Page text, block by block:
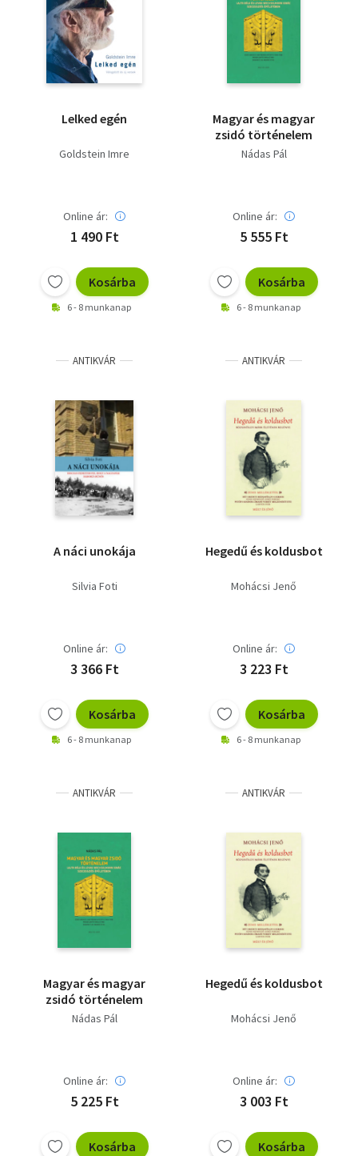
Lelked egén
Goldstein Imre
Online ár:
1 490 Ft
Kosárba
6 - 8 munkanap
Magyar és magyar
zsidó történelem
Nádas Pál
Online ár:
5 555 Ft
Kosárba
6 - 8 munkanap
ANTIKVÁR
A náci unokája
Silvia Foti
Online ár:
3 366 Ft
Kosárba
6 - 8 munkanap
ANTIKVÁR
Hegedű és koldusbot
Mohácsi Jenő
Online ár:
3 223 Ft
Kosárba
6 - 8 munkanap
ANTIKVÁR
Magyar és magyar
zsidó történelem
Nádas Pál
Online ár:
5 225 Ft
Kosárba
ANTIKVÁR
Hegedű és koldusbot
Mohácsi Jenő
Online ár:
3 003 Ft
Kosárba